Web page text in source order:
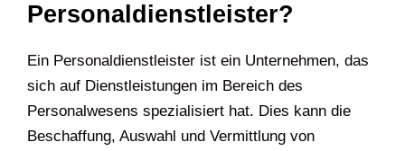
Personaldienstleister?
Ein Personaldienstleister ist ein Unternehmen, das
sich auf Dienstleistungen im Bereich des
Personalwesens spezialisiert hat. Dies kann die
Beschaffung, Auswahl und Vermittlung von